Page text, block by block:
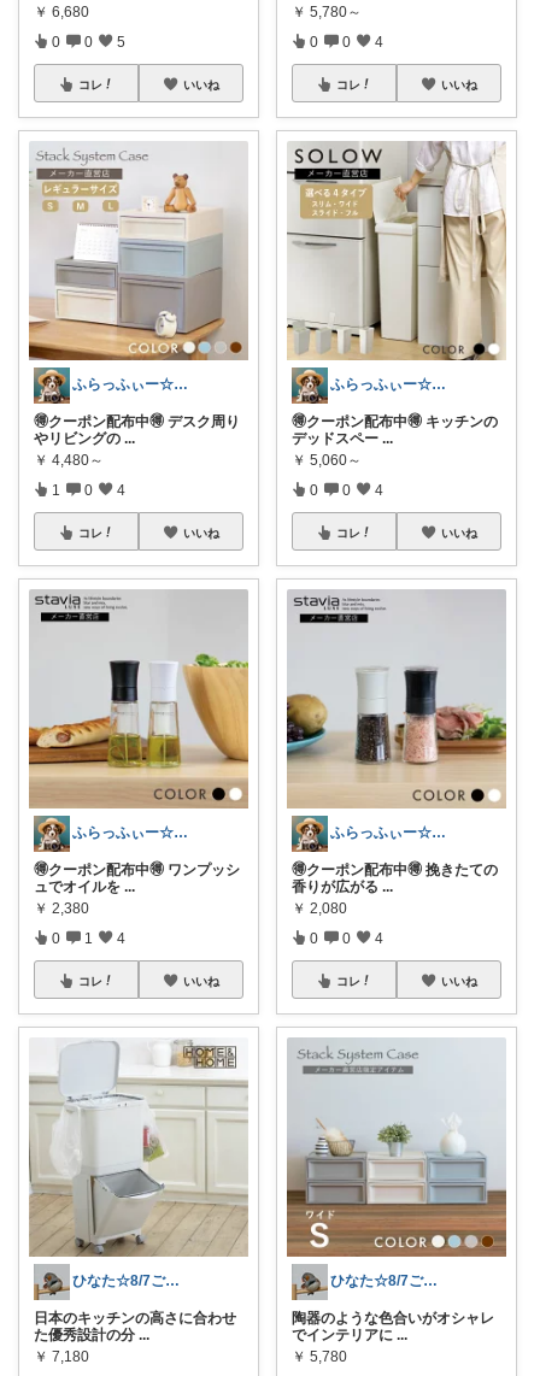
￥ 6,680
0 0 5
コレ いいね
ふらっふぃー☆ナチュラルな暮らし☆
🉐クーポン配布中🉐 デスク周り
やリビングの ...
￥ 4,480～
1 0 4
コレ いいね
ふらっふぃー☆ナチュラルな暮らし☆
🉐クーポン配布中🉐 ワンプッシ
ュでオイルを ...
￥ 2,380
0 1 4
コレ いいね
ひなた☆8/7ご購入感謝です❤️
日本のキッチンの高さに合わせ
た優秀設計の分 ...
￥ 7,180
￥ 5,780～
0 0 4
コレ いいね
ふらっふぃー☆ナチュラルな暮らし☆
🉐クーポン配布中🉐 キッチンの
デッドスペー ...
￥ 5,060～
0 0 4
コレ いいね
ふらっふぃー☆ナチュラルな暮らし☆
🉐クーポン配布中🉐 挽きたての
香りが広がる ...
￥ 2,080
0 0 4
コレ いいね
ひなた☆8/7ご購入感謝です❤️
陶器のような色合いがオシャレ
でインテリアに ...
￥ 5,780